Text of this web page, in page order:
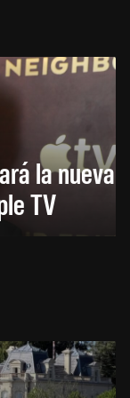
la nueva
TV